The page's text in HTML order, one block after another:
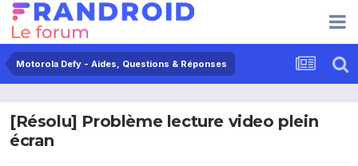
Motorola Defy - Aides, Questions & Réponses
[Résolu] Problème lecture video plein
écran